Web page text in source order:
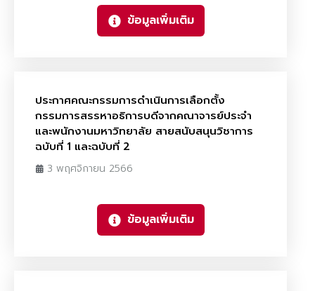
ข้อมูลเพิ่มเติม
ประกาศคณะกรรมการดำเนินการเลือกตั้ง
กรรมการสรรหาอธิการบดีจากคณาจารย์ประจำ
และพนักงานมหาวิทยาลัย สายสนับสนุนวิชาการ
ฉบับที่ 1 และฉบับที่ 2
3 พฤศจิกายน 2566
ข้อมูลเพิ่มเติม